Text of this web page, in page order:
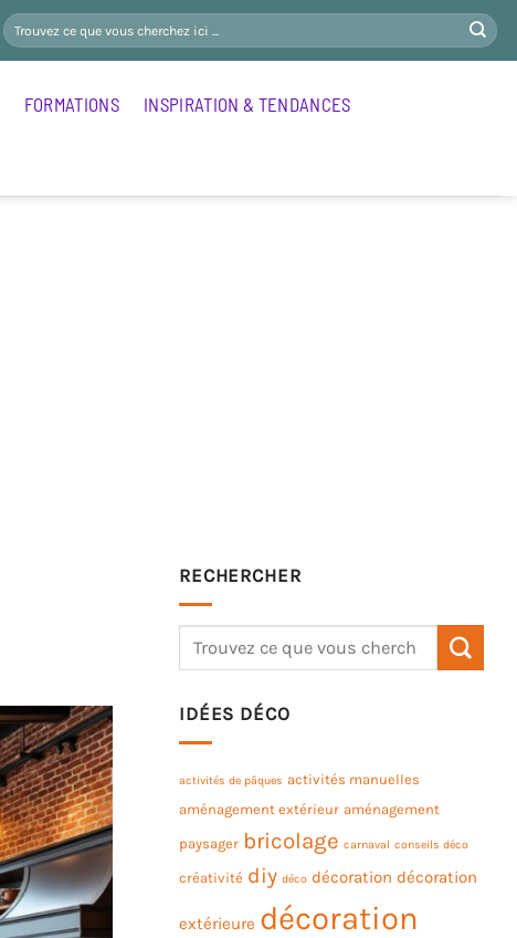
FORMATIONS INSPIRATION & TENDANCES
RECHERCHER
IDÉES DÉCO
activités de pâques activités manuelles
aménagement extérieur aménagement
paysager bricolage carnaval conseils déco
créativité diy déco décoration décoration
extérieure décoration